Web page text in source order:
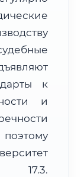
к
и
17.3.